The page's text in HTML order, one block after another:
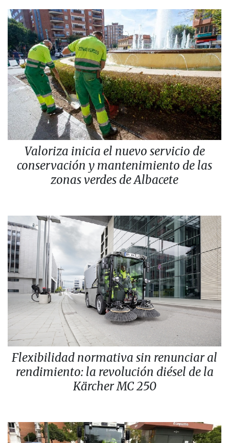
Valoriza inicia el nuevo servicio de
conservación y mantenimiento de las
zonas verdes de Albacete
Flexibilidad normativa sin renunciar al
rendimiento: la revolución diésel de la
Kärcher MC 250